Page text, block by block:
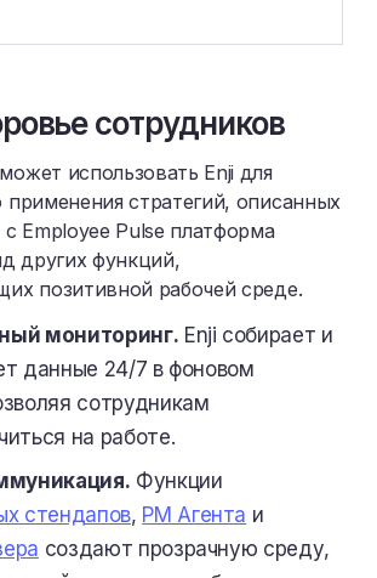
сотрудников
использовать Enji для
применения стратегий, описанных
Employee Pulse платформа
других функций,
позитивной рабочей среде.
мониторинг. Enji собирает и
данные 24/7 в фоновом
сотрудникам
на работе.
Функции
стендапов, PM Агента и
создают прозрачную среду,